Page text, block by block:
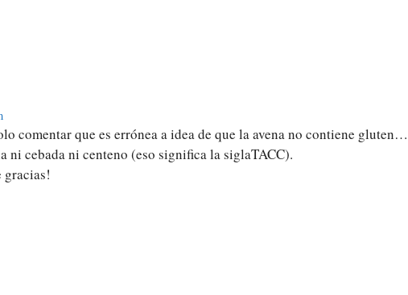
comentar que es errónea a idea de que la avena no contiene
ni cebada ni centeno (eso significa la siglaTACC).
gracias!